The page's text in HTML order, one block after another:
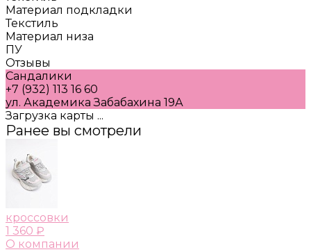
Материал подкладки
Текстиль
Материал низа
ПУ
Отзывы
Сандалики
+7 (932) 113 16 60
ул. Академика Забабахина 19А
Загрузка карты ...
Ранее вы смотрели
кроссовки
1 360 ₽
О компании